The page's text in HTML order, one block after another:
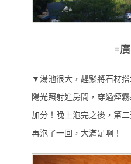
=
▼ 湯池很大，趕緊將石材
陽光照射進房間，穿過煙
加分！晚上泡完之後，第
再泡了一回，大滿足啊！